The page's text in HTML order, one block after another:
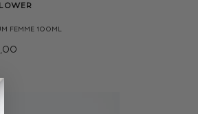
FEMME 100ML